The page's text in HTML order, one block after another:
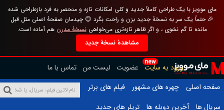
مای موویز با یک طراحی کاملاً جدید و کلی امکانات تازه و منحصر به فرد بازطراحی شده
🎉 حتماً یک سر به نسخهٔ جدید بزن و راحت بگرد 😊 چیدمان صفحهٔ اصلی مثل قبل
مانده تا گم نشوی ، و اگر ظاهر تازه‌تری می‌خواهینسخهٔ مدرن هم آماده است.
مشاهدهٔ نسخهٔ جدید
new
ورود به سایت عضویت لیست من تماس با ما
صفحه اصلی
چهره های مشهور
فیلم های برتر
سریال ها
آخرین دوبله ها تریلر های جدید